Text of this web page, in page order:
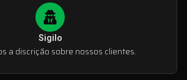
Sigilo
a discrição sobre nossos clientes.